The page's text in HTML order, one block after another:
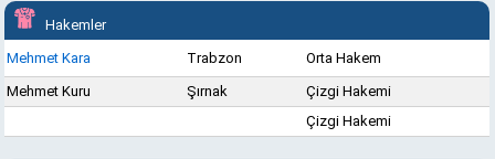
Hakemler
Mehmet Kara
Trabzon
Orta Hakem
Mehmet Kuru
Şırnak
Çizgi Hakemi
Çizgi Hakemi